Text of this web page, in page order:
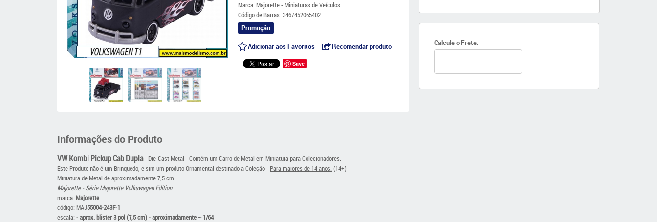
Marca: Majorette - Miniaturas de Veículos
Código de Barras:3467452065402
Promoção
Adicionar aos Favoritos Recomendar produto
Save
Calcule o Frete:
Informações do Produto
VW Kombi Pickup Cab Dupla- Die-Cast Metal - Contém um Carro de Metal em Miniatura para Colecionadores.
Este Produto não é um Brinquedo, e sim um produto Ornamental destinado a Coleção - Para maiores de 14 anos.(14+)
Miniatura de Metal de aproximadamente 7,5 cm
Majorette - Série Majorette Volkswagen Edition
marca: Majorette
código: MAJ55004-243F-1
escala:- aprox. blister 3 pol (7,5 cm) - aproximadamente ~ 1/64